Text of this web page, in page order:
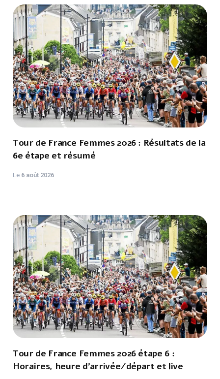
Tour de France Femmes 2026 : Résultats de la
6e étape et résumé
Le 6 août 2026
Tour de France Femmes 2026 étape 6 :
Horaires, heure d'arrivée/départ et live